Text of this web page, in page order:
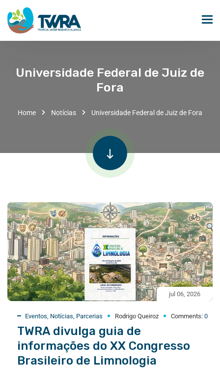
Universidade Federal de Juiz de
Fora
Home Notícias Universidade Federal de Juiz de Fora
jul 06, 2026
Eventos Notícias Parcerias Rodrigo Queiroz Comments: 0
TWRA divulga guia de
informações do XX Congresso
Brasileiro de Limnologia